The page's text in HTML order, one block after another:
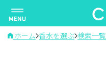
ナ
ビ
ゲ ホーム 香水を選ぶ 検索一覧